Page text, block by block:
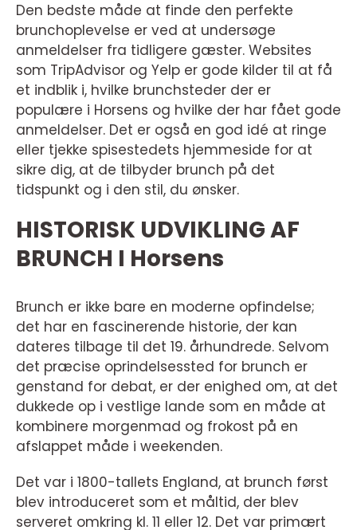
Den bedste måde at finde den perfekte
brunchoplevelse er ved at undersøge
anmeldelser fra tidligere gæster. Websites
som TripAdvisor og Yelp er gode kilder til at få
et indblik i, hvilke brunchsteder der er
populære i Horsens og hvilke der har fået gode
anmeldelser. Det er også en god idé at ringe
eller tjekke spisestedets hjemmeside for at
sikre dig, at de tilbyder brunch på det
tidspunkt og i den stil, du ønsker.
HISTORISK UDVIKLING AF
BRUNCH I Horsens
Brunch er ikke bare en moderne opfindelse;
det har en fascinerende historie, der kan
dateres tilbage til det 19. århundrede. Selvom
det præcise oprindelsessted for brunch er
genstand for debat, er der enighed om, at det
dukkede op i vestlige lande som en måde at
kombinere morgenmad og frokost på en
afslappet måde i weekenden.
Det var i 1800-tallets England, at brunch først
blev introduceret som et måltid, der blev
serveret omkring kl. 11 eller 12. Det var primært